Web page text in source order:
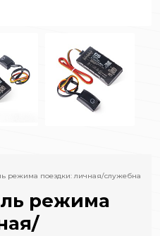
режима поездки: личная/служебная
режима